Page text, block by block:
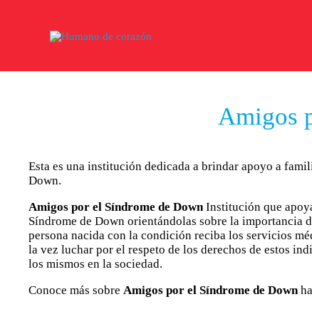
Amigos
Esta es una institución dedicada a brindar apoyo a
Down.
Amigos por el Síndrome de DownInstitución que
Síndrome de Down orientándolas sobre la importancia
persona nacida con la condición reciba los servicios
la vez luchar por el respeto de los derechos de estos
los mismos en la sociedad.
Conoce más sobre Amigos por el Síndrome de Down